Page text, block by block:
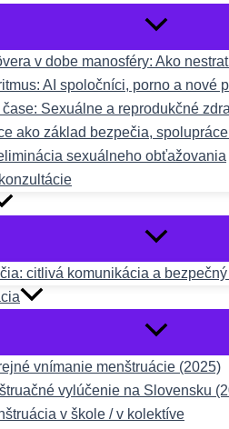
v dobe manosféry: Ako
AI spoločníci, porno a nové
Sexuálne a reprodukčné
ako základ bezpečia,
sexuálneho obťažovania
citlivá komunikácia a
vnímanie menštruácie (2025)
vylúčenie na Slovensku
v škole / v kolektíve